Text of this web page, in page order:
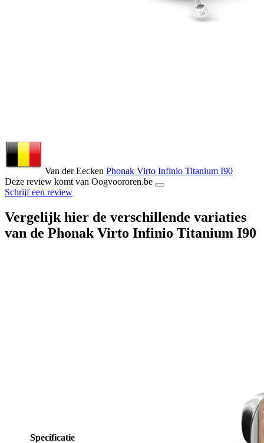
Van der Eecken Phonak Virto Infinio Titanium I90
Deze review komt van Oogvoororen.be
Schrijf een review
Vergelijk hier de verschillende variaties
van de Phonak Virto Infinio Titanium I90
Specificatie